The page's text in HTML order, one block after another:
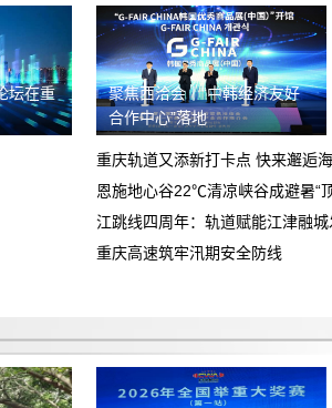
我们在湖南华洋阳光汽车销售有限公司交
了汽车诚意金，但现无法退还诚意金
小赢卡贷两笔借款综合年化利率超法定上
限，要求按LPR4倍核算，退还全部超额
利息及
诱导下订展车后申请退单不给退
现要求该平台退回超法定利率的费用合计
金额4594.92元！
去年五月在成都天府广场小米之家买的小
米15手机，现后盖裂缝翘起等问题有安
金不能退回等 事后交易未达成拒绝退还
定金
日本富士相机XE5挂耳脱落 存在设计缺
坛在重
聚焦西洽会丨“中韩经济友好
合作中心”落地
重庆轨道又添新打卡点 快来邂逅
恩施地心谷22℃清凉峡谷成避暑“
江跳线四周年：轨道赋能江津融城
重庆高速筑牢汛期安全防线